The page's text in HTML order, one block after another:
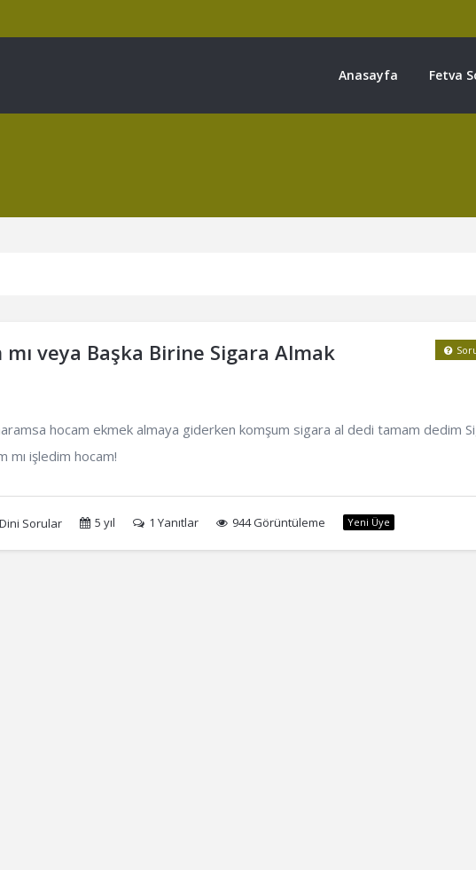
Anasayfa Fetva
veya Başka Birine Sigara Almak
hocam ekmek almaya giderken komşum sigara al dedi tamam dedim
mı işledim hocam!
Sorular 5 yıl 1 Yanıtlar 944 Görüntüleme Yeni Üye